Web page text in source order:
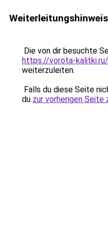
Weiterleitungshinweis
Die von dir besuchte
https://vorota-
weiterzuleiten.
Falls du diese Seite
du zur vorherigen Seite